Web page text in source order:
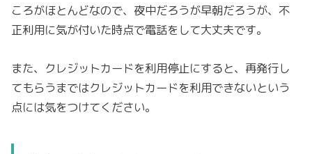
ころがほとんどなので、夜中だろうが早朝だろうが、不
正利用に気が付いた時点で電話をして大丈夫です。
また、クレジットカードを利用停止にすると、再発行し
てもらうまではクレジットカードを利用できないという
点には気をつけてください。